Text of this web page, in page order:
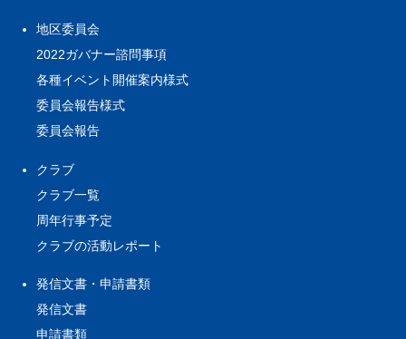
地区委員会
2022ガバナー諮問事項
各種イベント開催案内様式
委員会報告様式
委員会報告
クラブ
クラブ一覧
周年行事予定
クラブの活動レポート
発信文書・申請書類
発信文書
申請書類